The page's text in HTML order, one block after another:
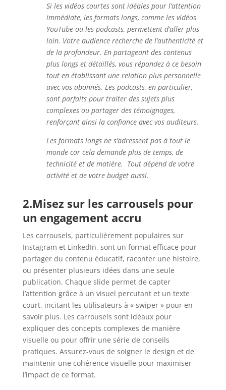
Si les vidéos courtes sont idéales pour l’attention
immédiate, les formats longs, comme les vidéos
YouTube ou les podcasts, permettent d’aller plus
loin. Votre audience recherche de l’authenticité et
de la profondeur. En partageant des contenus
plus longs et détaillés, vous répondez à ce besoin
tout en établissant une relation plus personnelle
avec vos abonnés. Les podcasts, en particulier,
sont parfaits pour traiter des sujets plus
complexes ou partager des témoignages,
renforçant ainsi la confiance avec vos auditeurs.
Les formats longs ne s’adressent pas à tout le
monde car cela demande plus de temps, de
technicité et de matière. Tout dépend de votre
activité et de votre budget aussi.
2.Misez sur les carrousels pour
un engagement accru
Les carrousels, particulièrement populaires sur
Instagram et LinkedIn, sont un format efficace pour
partager du contenu éducatif, raconter une histoire,
ou présenter plusieurs idées dans une seule
publication. Chaque slide permet de capter
l’attention grâce à un visuel percutant et un texte
court, incitant les utilisateurs à « swiper » pour en
savoir plus. Les carrousels sont idéaux pour
expliquer des concepts complexes de manière
visuelle ou pour offrir une série de conseils
pratiques. Assurez-vous de soigner le design et de
maintenir une cohérence visuelle pour maximiser
l’impact de ce format.